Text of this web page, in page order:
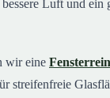
Luft und ein
wir eine
streifenfreie